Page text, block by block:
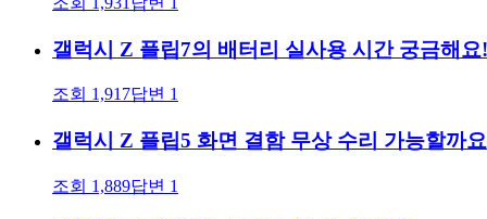
갤럭시 Z 플립7의 배터리 실사용 시간 궁금해요!
조회 1,917답변 1
갤럭시 Z 플립5 화면 결함 무상 수리 가능할까
조회 1,889답변 1